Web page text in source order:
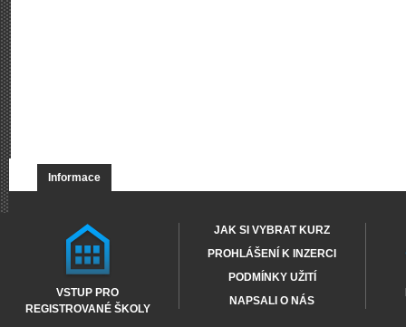
Informace
VSTUP PRO
REGISTROVANÉ ŠKOLY
JAK SI VYBRAT KURZ
PROHLÁŠENÍ K INZERCI
PODMÍNKY UŽITÍ
NAPSALI O NÁS